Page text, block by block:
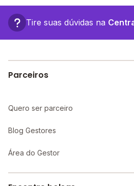
De Almeida, 16 - Manaus - AM.
Tire suas dúvidas na
Parceiros
Quero ser parceiro
Blog Gestores
Área do Gestor